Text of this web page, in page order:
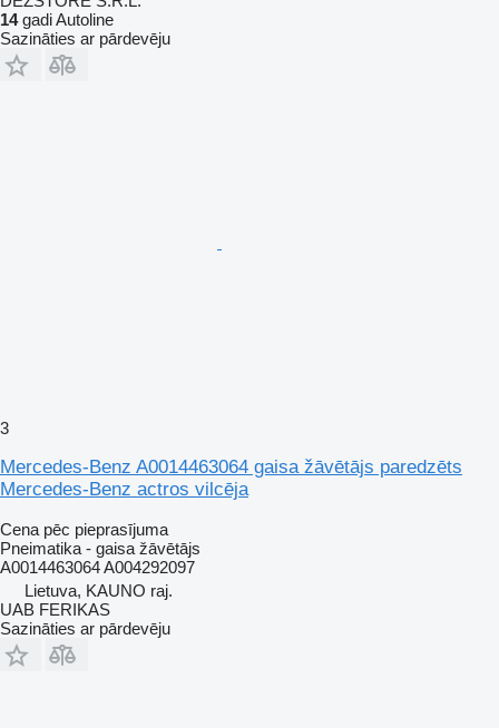
14gadi Autoline
Sazināties ar pārdevēju
3
Mercedes-Benz A0014463064 gaisa žāvētājs paredzēts
Mercedes-Benz actros vilcēja
Cena pēc pieprasījuma
Pneimatika - gaisa žāvētājs
A0014463064 A004292097
Lietuva, KAUNO raj.
UAB FERIKAS
Sazināties ar pārdevēju